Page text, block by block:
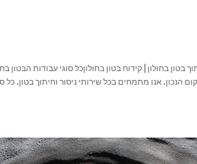
הנכון. אנו מתמחים בכל שירותי ניסור וחיתוך בטון. כל